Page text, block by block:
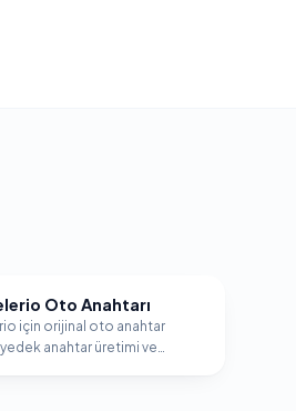
Oto Anahtarı
için orijinal oto anahtar
anahtar üretimi ve